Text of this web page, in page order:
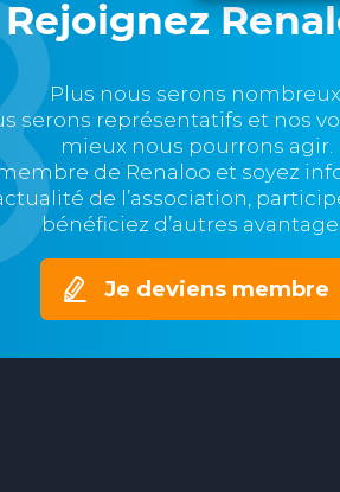
Rejoignez
Plus nous serons
serons représentatifs et nos
mieux nous pourrons agir.
de Renaloo et soyez
de l’association,
bénéficiez d’autres
Je deviens membre